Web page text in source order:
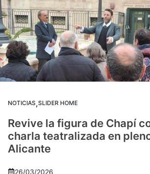
NOTICIAS,SLIDER HOME
Revive la figura de Chapí
charla teatralizada en
Alicante
26/03/2026